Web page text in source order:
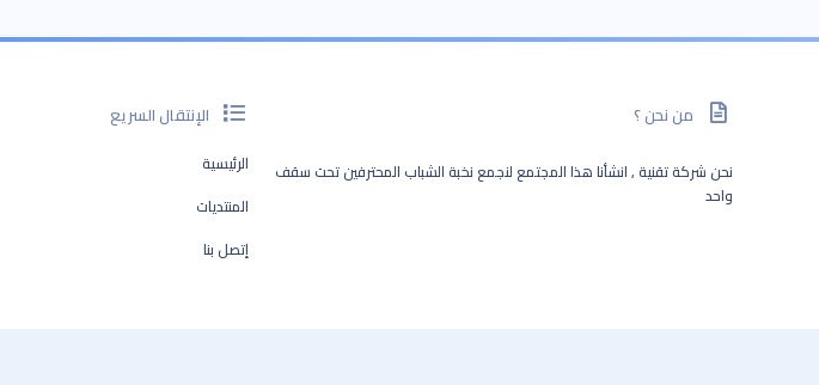
من نحن ؟
نحن شركة تقنية , انشأنا هذا المجتمع لنجمع نخبة الشباب المحترفين تحت سقف
واحد
الإنتقال السريع
الرئيسية
المنتديات
إتصل بنا